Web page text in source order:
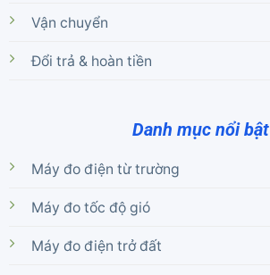
Vận chuyển
Đổi trả & hoàn tiền
Danh mục nổi bật
Máy đo điện từ trường
Máy đo tốc độ gió
Máy đo điện trở đất